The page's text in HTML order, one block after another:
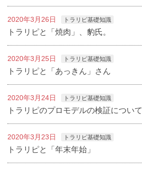
2020年3月26日 トラリピ基礎知識
トラリピと「焼肉」、豹氏。
2020年3月25日 トラリピ基礎知識
トラリピと「あっきん」さん
2020年3月24日 トラリピ基礎知識
トラリピのプロモデルの検証について
2020年3月23日 トラリピ基礎知識
トラリピと「年末年始」